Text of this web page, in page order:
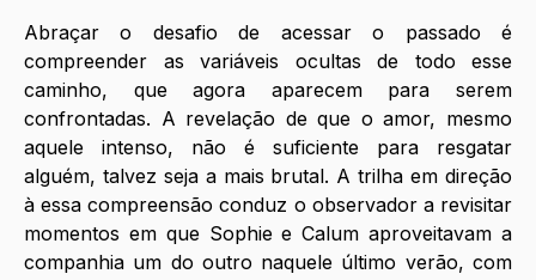
Abraçar o desafio de acessar o passado é
compreender as variáveis ocultas de todo esse
caminho, que agora aparecem para serem
confrontadas. A revelação de que o amor, mesmo
aquele intenso, não é suficiente para resgatar
alguém, talvez seja a mais brutal. A trilha em direção
à essa compreensão conduz o observador a revisitar
momentos em que Sophie e Calum aproveitavam a
companhia um do outro naquele último verão, com